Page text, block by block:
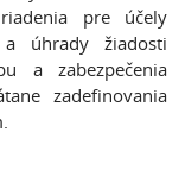
pre účely
a úhrady žiadosti
a zabezpečenia
zadefinovania